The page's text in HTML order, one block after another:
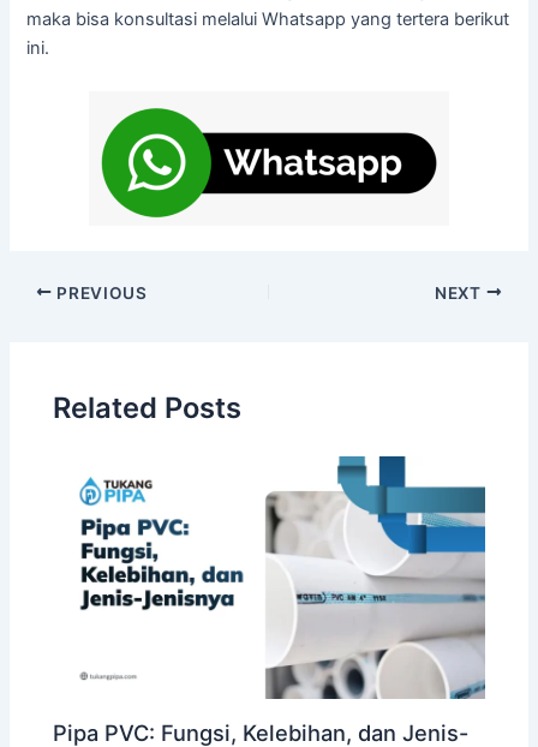
maka bisa konsultasi melalui Whatsapp yang tertera berikut
ini.
PREVIOUS NEXT
Related Posts
Pipa PVC: Fungsi, Kelebihan, dan Jenis-